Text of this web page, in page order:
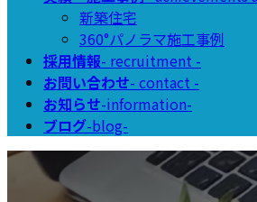
新築住宅
360°パノラマ施工事例
採用情報- recruitment -
お問い合わせ- contact -
お知らせ-information-
ブログ-blog-